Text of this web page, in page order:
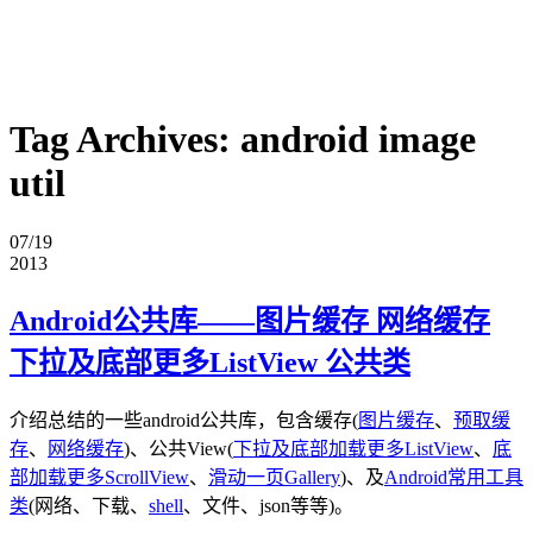
Tag Archives: android image
util
07/19
2013
Android公共库——图片缓存 网络缓存
下拉及底部更多ListView 公共类
介绍总结的一些android公共库，包含缓存(图片缓存、 预取缓
存、 网络缓存)、公共View(下拉及底部加载更多ListView、 底
部加载更多ScrollView、 滑动一页Gallery)、及Android常用工具
类(网络、下载、 shell、文件、json等等)。